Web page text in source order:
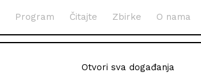
Program Čitajte Zbirke O nama
Otvori sva događanja